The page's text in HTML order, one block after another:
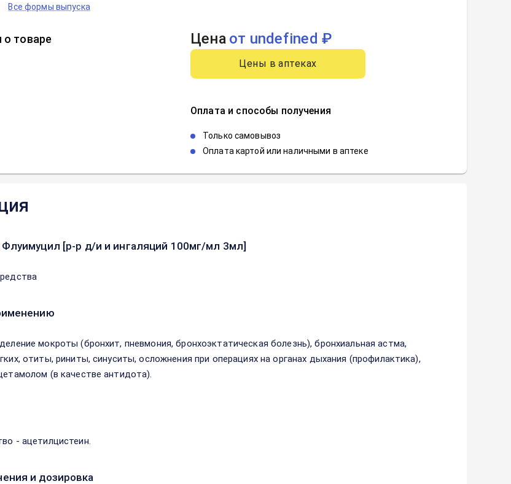
Все формы выпуска
товаре Цена от undefined ₽
Цены в аптеках
Оплата и способы получения
Только самовывоз
Оплата картой или наличными в аптеке
Флуимуцил [р-р д/и и ингаляций 100мг/мл 3мл]
мокроты (бронхит, пневмония, бронхоэктатическая болезнь), бронхиальная астма,
отиты, риниты, синуситы, осложнения при операциях на органах дыхания (профилактика),
(в качестве антидота).
- ацетилцистеин.
и дозировка